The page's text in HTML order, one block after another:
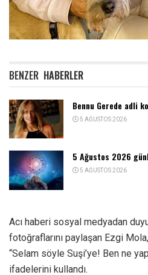
BENZER HABERLER
Bennu Gerede adli
5 AĞUSTOS 2026
5 Ağustos 2026
5 AĞUSTOS 2026
Acı haberi sosyal medyadan
fotoğraflarını paylaşan Ezgi
“Selam söyle Suşi’ye! Ben ne
ifadelerini kullandı.